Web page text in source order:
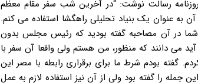
رسالت نوشت: “در آخرین شب سفر مقام معظم
به عنوان یک بنیاد تحلیلی راهگشا استفاده می کنم.
شما در آن مصاحبه گفته بودید که رئیس مجلس بدون
می دانند که منظور، من هستم ولی واقعا آن سفر با
گفته بودم شرط ما برای برقراری رابطه با مصر این
را گفته بود ولی از آن نیز استفاده لازم به عمل